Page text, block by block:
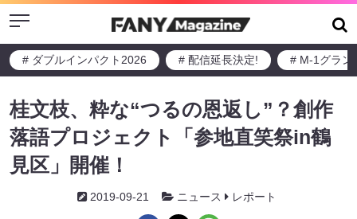
Menu
# ダブルインパクト2026 # 配信延長決定! # M-1グラン
桂文枝、粋な“つるの恩返し”？創作
落語プロジェクト「参地直笑祭in鶴
見区」開催！
2019-09-21 ニュース レポート